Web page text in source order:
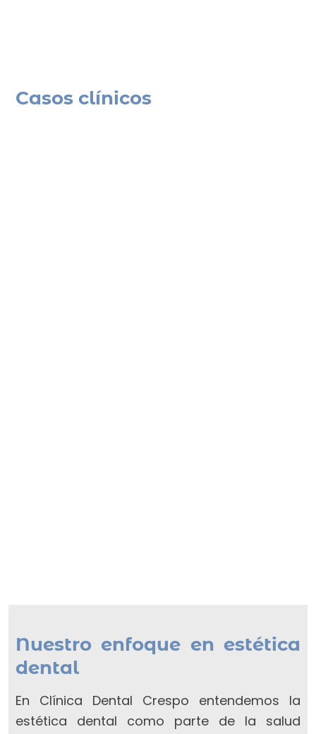
Casos clínicos
Nuestro enfoque en estética
dental
En Clínica Dental Crespo entendemos la
estética dental como parte de la salud